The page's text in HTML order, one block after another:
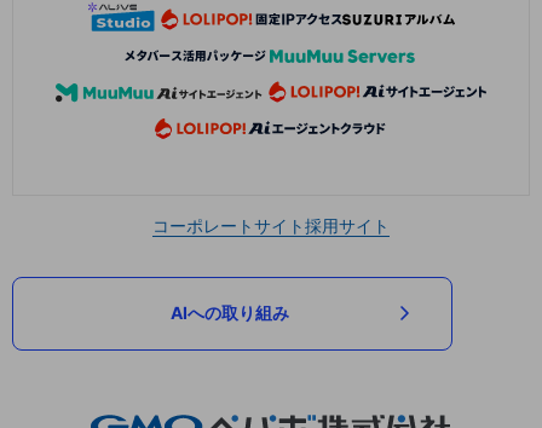
コーポレートサイト採用サイト
AIへの取り組み